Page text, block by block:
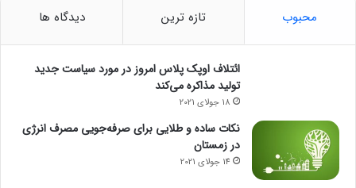
محبوب تازه ترین دیدگاه ها
ائتلاف اوپک پلاس امروز در مورد سیاست جدید
تولید مذاکره می‌کند
18 جولای 2021
نکات ساده و طلایی برای صرفه‌جویی مصرف انرژی
در زمستان
14 جولای 2021